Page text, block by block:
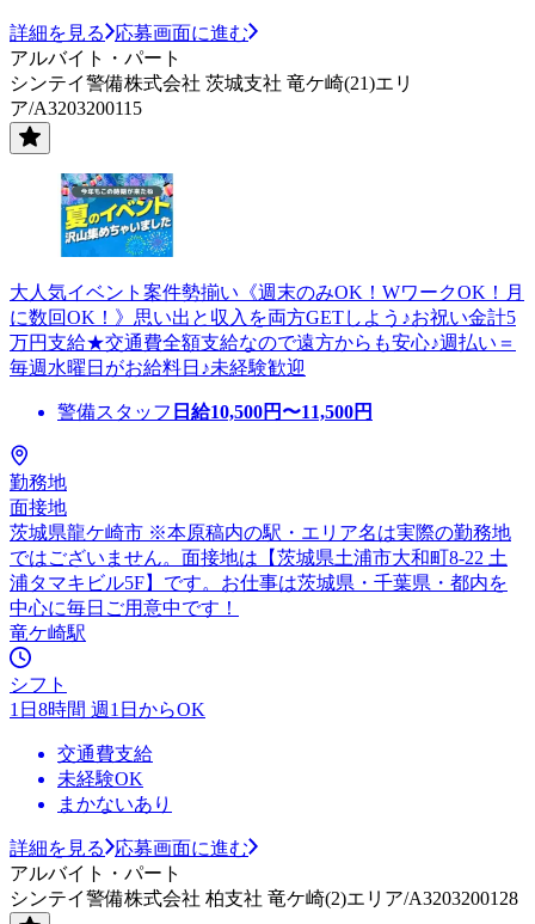
詳細を見る
応募画面に進む
アルバイト・パート
シンテイ警備株式会社 茨城支社 竜ケ崎(21)エリ
ア/A3203200115
大人気イベント案件勢揃い《週末のみOK！WワークOK！月
に数回OK！》思い出と収入を両方GETしよう♪お祝い金計5
万円支給★交通費全額支給なので遠方からも安心♪週払い＝
毎週水曜日がお給料日♪未経験歓迎
警備スタッフ 日給10,500円〜11,500円
勤務地
面接地
茨城県龍ケ崎市 ※本原稿内の駅・エリア名は実際の勤務地
ではございません。面接地は【茨城県土浦市大和町8-22 土
浦タマキビル5F】です。お仕事は茨城県・千葉県・都内を
中心に毎日ご用意中です！
竜ケ崎駅
シフト
1日8時間 週1日からOK
交通費支給
未経験OK
まかないあり
詳細を見る
応募画面に進む
アルバイト・パート
シンテイ警備株式会社 柏支社 竜ケ崎(2)エリア/A3203200128